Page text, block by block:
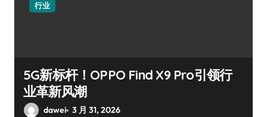
行业
5G新标杆！OPPO Find X9 Pro引领行
业革新风潮
dawei 3 月 31, 2026